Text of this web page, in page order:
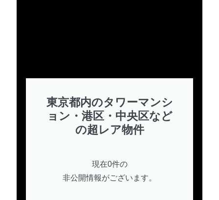
東京都内のタワーマンシ
ョン・港区・中央区など
の超レア物件
現在0件の
非公開情報がございます。